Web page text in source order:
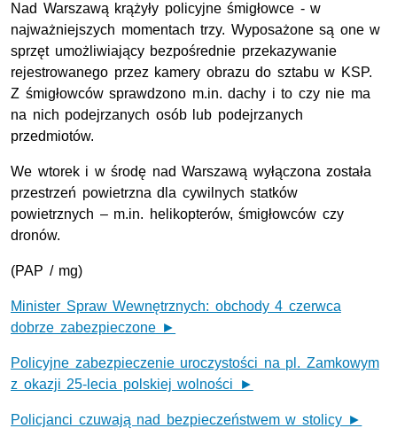
Nad Warszawą krążyły policyjne śmigłowce - w
najważniejszych momentach trzy. Wyposażone są one w
sprzęt umożliwiający bezpośrednie przekazywanie
rejestrowanego przez kamery obrazu do sztabu w KSP.
Z śmigłowców sprawdzono m.in. dachy i to czy nie ma
na nich podejrzanych osób lub podejrzanych
przedmiotów.
We wtorek i w środę nad Warszawą wyłączona została
przestrzeń powietrzna dla cywilnych statków
powietrznych – m.in. helikopterów, śmigłowców czy
dronów.
(PAP / mg)
Minister Spraw Wewnętrznych: obchody 4 czerwca
dobrze zabezpieczone ►
Policyjne zabezpieczenie uroczystości na pl. Zamkowym
z okazji 25-lecia polskiej wolności ►
Policjanci czuwają nad bezpieczeństwem w stolicy ►